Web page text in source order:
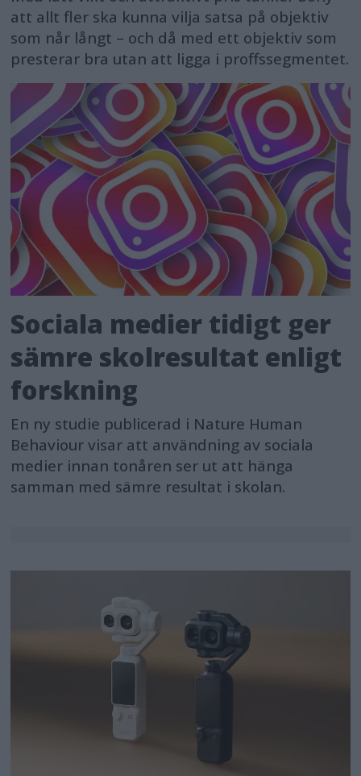
att allt fler ska kunna vilja satsa på objektiv
som når långt – och då med ett objektiv som
presterar bra utan att ligga i proffssegmentet.
Sociala medier tidigt ger
sämre skolresultat enligt
forskning
En ny studie publicerad i Nature Human
Behaviour visar att användning av sociala
medier innan tonåren ser ut att hänga
samman med sämre resultat i skolan.